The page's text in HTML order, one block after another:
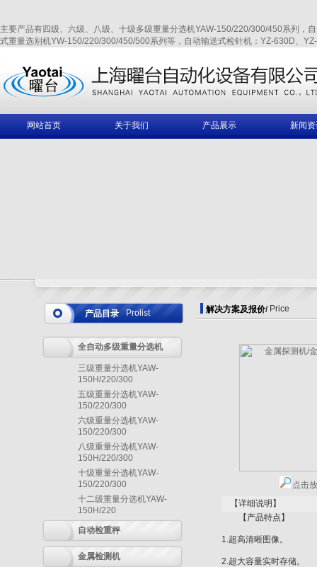
主要产品有四级、六级、八级、十级多级重量分选机YAW-150/220/300/450系列
式重量选别机YW-150/220/300/450/500系列等，自动输送式检针机：YZ-630D、
网站首页 关于我们 产品展示 新闻
产品目录 Prolist
全自动多级重量分选机
三级重量分选机YAW-
150H/220/300
五级重量分选机YAW-
150/220/300
六级重量分选机YAW-
150/220/300
八级重量分选机YAW-
150H/220/300
十级重量分选机YAW-
150/220/300
十二级重量分选机YAW-
150H/220
自动检重秤
金属检测机
解决方案及报价/ Price
点击
【详细说明】
【产品特点】
1.超高清晰图像。
2.超大容量实时存储。